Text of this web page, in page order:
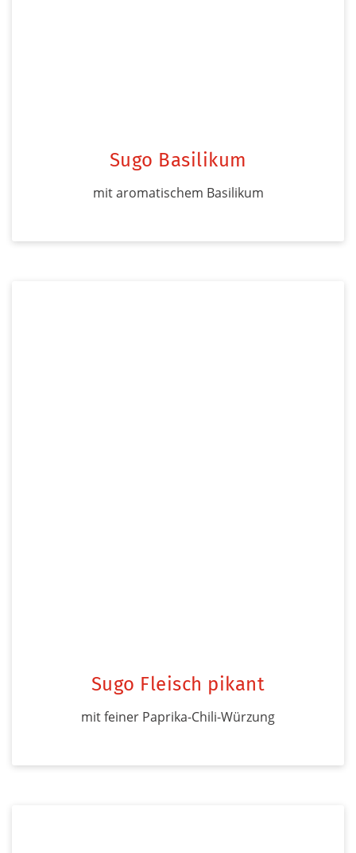
Sugo Basilikum
mit aromatischem Basilikum
Sugo Fleisch pikant
mit feiner Paprika-Chili-Würzung